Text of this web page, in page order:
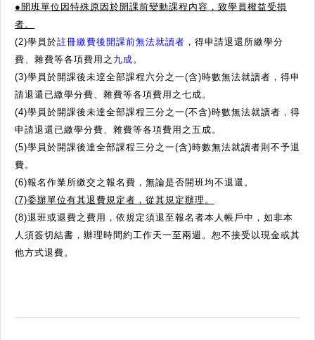
●開班單位因特殊原因於開課前變動課程內容，致學員權益受損
者。
(2)學員於註冊繳費後開課前無法就讀者 ，得申請退還所繳學分
費、雜費等各項費用之 九成 。
(3)學員於開課後未逹全部課程六分之一(含)時數無法就讀者，得申
請退還已繳學分費、雜費等各項費用之七成。
(4)學員於開課後未達全部課程三分之一(不含)時數無法就讀者，得
申請退還已繳學分費、雜費等各項費用之五成。
(5)學員於開課後達全部課程三分之一(含)時數無法就讀者則不予退
費。
(6)報名作業所繳交之報名費，無論是否開班均不退還。
(7)委辦單位有其退費規定者，從其規定辦理。
(8)退班或退費之費用，依規定須退至報名者本人帳戶中，如非本
人須簽切結書，辦理時間約工作天一至兩週。恕不接受以現金或其
他方式退費。